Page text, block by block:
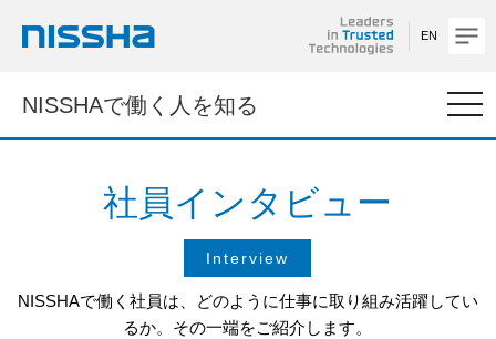
EN
NISSHAで働く人を知る
社員インタビュー
Interview
NISSHAで働く社員は、どのように仕事に取り組み活躍してい
るか。 その一端をご紹介します。